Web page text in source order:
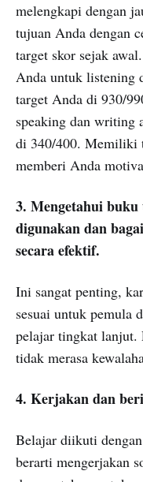
melengkapi dengan
tujuan Anda dengan
target skor sejak
Anda untuk listening
target Anda di 930/
speaking dan writing
di 340/400. Memiliki
memberi Anda
3. Mengetahui buku
digunakan dan
secara efektif.
Ini sangat penting,
sesuai untuk pemula
pelajar tingkat lanjut.
tidak merasa
4. Kerjakan dan
Belajar diikuti
berarti mengerjakan